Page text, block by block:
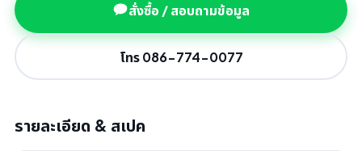
สั่งซื้อ / สอบถามข้อมูล
โทร 086-774-0077
รายละเอียด & สเปค